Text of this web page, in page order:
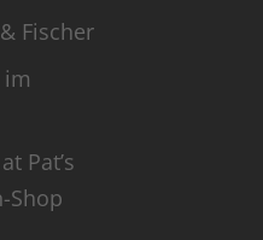
Fischer
Pat’s
Shop